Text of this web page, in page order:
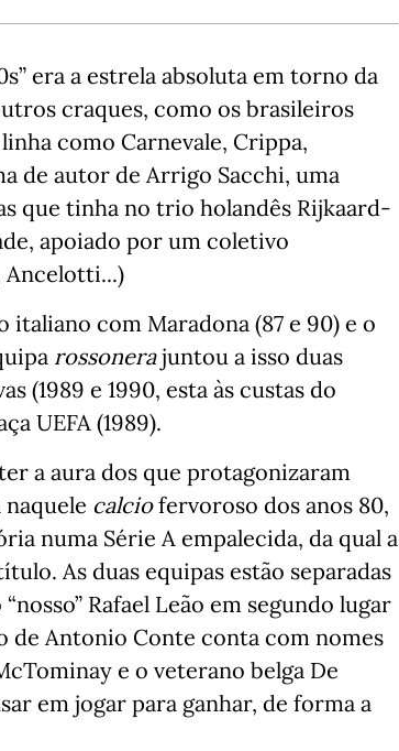
era a estrela absoluta em torno da
craques, como os brasileiros
como Carnevale, Crippa,
de autor de Arrigo Sacchi, uma
que tinha no trio holandês Rijkaard-
apoiado por um coletivo
Ancelotti...)
italiano com Maradona (87 e 90) e o
rossonerajuntou a isso duas
(1989 e 1990, esta às custas do
UEFA (1989).
a aura dos que protagonizaram
calciofervoroso dos anos 80,
numa Série A empalecida, da qual a
As duas equipas estão separadas
Rafael Leão em segundo lugar
de Antonio Conte conta com nomes
e o veterano belga De
em jogar para ganhar, de forma a